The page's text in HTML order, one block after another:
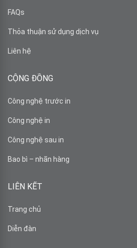
FAQs
Thỏa thuận sử dụng dịch vụ
Liên hệ
CỘNG ĐỒNG
Công nghệ trước in
Công nghệ in
Công nghệ sau in
Bao bì – nhãn hàng
LIÊN KẾT
Trang chủ
Diễn đàn